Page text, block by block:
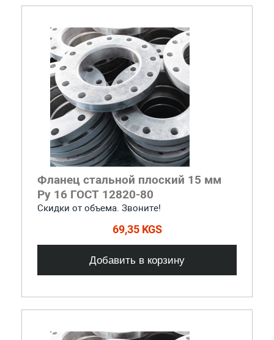
Фланец стальной плоский 15 мм
Ру 16 ГОСТ 12820-80
Скидки от объема. Звоните!
69,35 KGS
Добавить в корзину